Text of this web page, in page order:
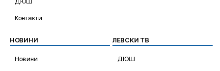
Контакти
НОВИНИ
Новини
ЛЕВСКИ ТВ
ДЮШ